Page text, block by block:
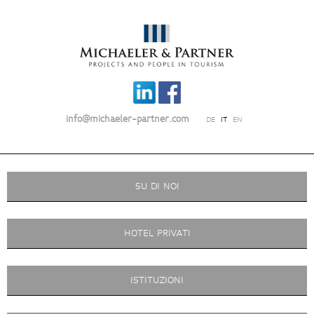
info@michaeler-partner.com DE IT EN
SU DI NOI
HOTEL PRIVATI
ISTITUZIONI